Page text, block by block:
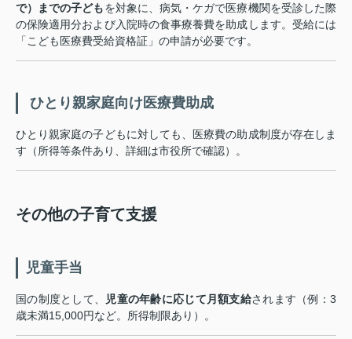
で）までの子どもを対象に、病気・ケガで医療機関を受診した際
の保険適用分および入院時の食事療養費を助成します。受給には
「こども医療費受給資格証」の申請が必要です。
‍‍ ひとり親家庭向け医療費助成
ひとり親家庭の子どもに対しても、医療費の助成制度が存在しま
す（所得等条件あり、詳細は市役所で確認）。
その他の子育て支援
児童手当
国の制度として、 児童の年齢に応じて月額支給されます（例：3
歳未満15,000円など。所得制限あり）。